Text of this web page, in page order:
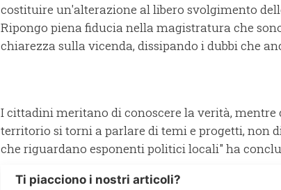
costituire un'alterazione al libero svolgimento
Ripongo piena fiducia nella magistratura che
chiarezza sulla vicenda, dissipando i dubbi che
I cittadini meritano di conoscere la verità, mentre
territorio si torni a parlare di temi e progetti, non
che riguardano esponenti politici locali" ha
Ti piacciono i nostri articoli?